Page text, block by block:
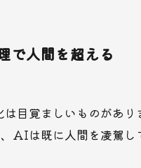
で人間を超える
目覚ましいものがあ
AIは既に人間を凌駕し